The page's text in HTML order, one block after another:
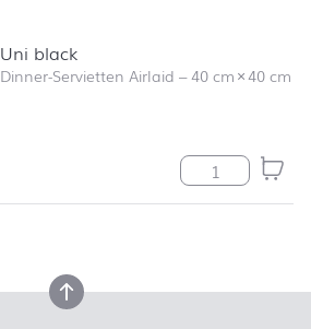
Uni black
Dinner-Servietten Airlaid –40 cm×40 cm
Uni black
nach oben